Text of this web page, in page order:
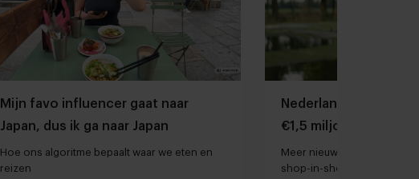
Mijn favo influencer gaat naar
Japan, dus ik ga naar Japan
Hoe ons algoritme bepaalt waar we eten en
reizen
Nederlandse
€1,5 miljoen ophalen
groei
Meer nieuws: chocolatier
shop-in-shops bij Rituals